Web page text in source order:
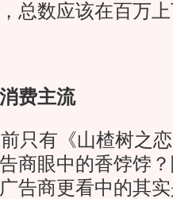
总数应该在百万
费主流
有《山楂树之恋
商眼中的香饽饽？
告商更看中的其